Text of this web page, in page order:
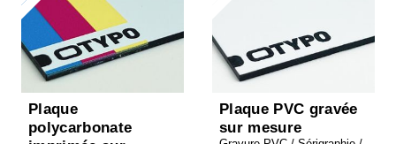
Plaque
polycarbonate
Plaque PVC gravée
sur mesure